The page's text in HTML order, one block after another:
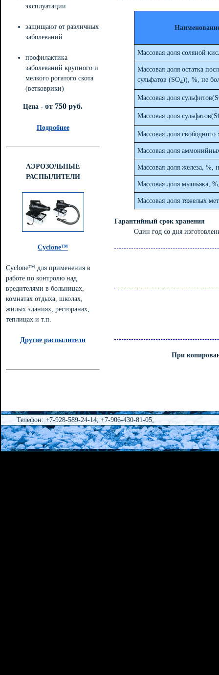
эксплуатации
защищают от различных
заболеваний
профилактика
заболеваний крупного и
мелкого рогатого скота
(ветковрики)
Цена - от 750 руб.
Подробнее
АЭРОЗОЛЬНЫЕ
РАСПЫЛИТЕЛИ
Cyclone™
Cyclone™ для применения в
работе по контролю над
вредителями в больницах,
комнатах отдыха, школах,
жилых зданиях, ресторанах,
теплицах и т.п.
Другие распылители
Массовая доля соляной
Массовая доля остатка
сульфатов (SO4)), %, не
Массовая доля
Массовая доля
Массовая доля свободного
Массовая доля
Массовая доля железа, %,
Массовая доля мышьяка,
Массовая доля тяжелых
Гарантийный срок хранения
Один год со дня
При
Телефон: +7-928-589-24-14, +7-906-430-81-05;